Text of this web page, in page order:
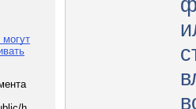
могут